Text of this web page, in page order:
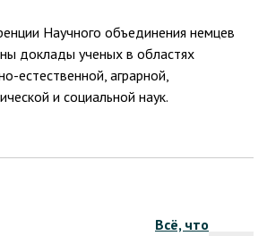
Научного объединения немцев
доклады ученых в областях
естественной, аграрной,
и социальной наук.
Всё, что